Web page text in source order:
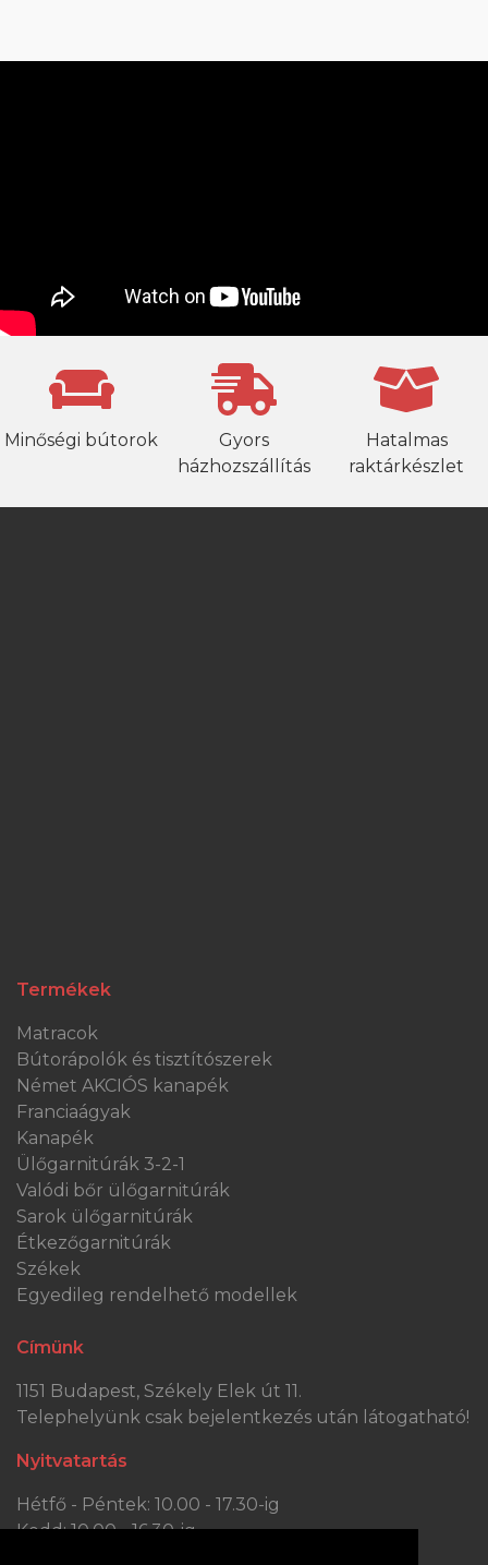
Minőségi bútorok
Gyors
házhozszállítás
Hatalmas
raktárkészlet
Termékek
Matracok
Bútorápolók és tisztítószerek
Német AKCIÓS kanapék
Franciaágyak
Kanapék
Ülőgarnitúrák 3-2-1
Valódi bőr ülőgarnitúrák
Sarok ülőgarnitúrák
Étkezőgarnitúrák
Székek
Egyedileg rendelhető modellek
Címünk
1151 Budapest, Székely Elek út 11.
Telephelyünk csak bejelentkezés után látogatható!
Nyitvatartás
Hétfő - Péntek: 10.00 - 17.30-ig
Kedd: 10.00 - 16.30-ig